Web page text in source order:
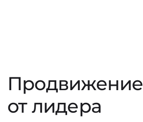
Продвижение
от лидера